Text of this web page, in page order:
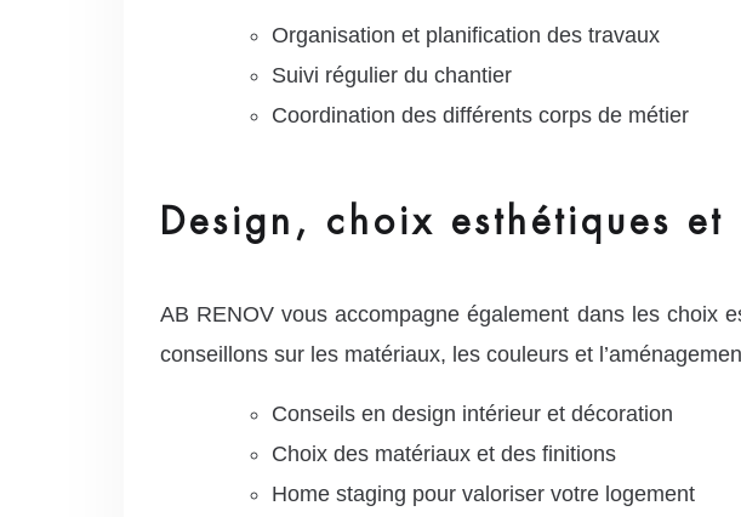
Organisation et planification des travaux
Suivi régulier du chantier
Coordination des différents corps de métier
Design, choix esthétiques
AB RENOV vous accompagne également dans les choix
conseillons sur les matériaux, les couleurs et
Conseils en design intérieur et décoration
Choix des matériaux et des finitions
Home staging pour valoriser votre logement